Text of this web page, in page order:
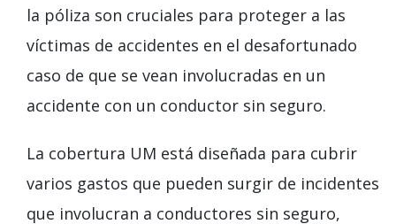
la póliza son cruciales para proteger a las
víctimas de accidentes en el desafortunado
caso de que se vean involucradas en un
accidente con un conductor sin seguro.
La cobertura UM está diseñada para cubrir
varios gastos que pueden surgir de incidentes
que involucran a conductores sin seguro,